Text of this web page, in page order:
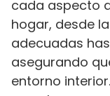
cada aspecto
hogar, desde
adecuadas
asegurando
entorno